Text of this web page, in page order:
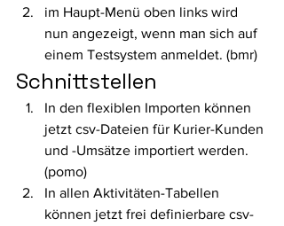
im Haupt-Menü oben links wird
nun angezeigt, wenn man sich auf
einem Testsystem anmeldet. (bmr)
Schnittstellen
In den flexiblen Importen können
jetzt csv-Dateien für Kurier-Kunden
und -Umsätze importiert werden.
(pomo)
In allen Aktivitäten-Tabellen
können jetzt frei definierbare csv-